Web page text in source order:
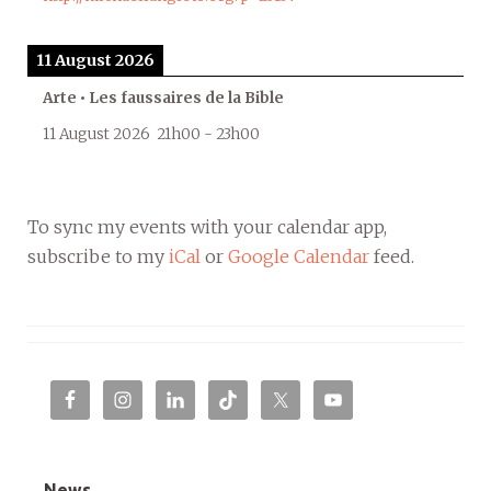
11 August 2026
Arte • Les faussaires de la Bible
11 August 2026 21h00 - 23h00
To sync my events with your calendar app,
subscribe to my iCal or Google Calendar feed.